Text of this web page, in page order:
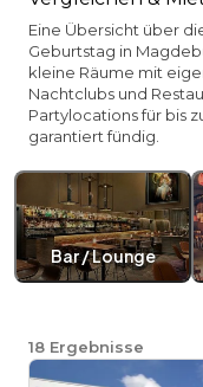
Eine Übersicht über
Geburtstag in
kleine Räume mit
Nachtclubs und
Partylocations für bis
garantiert fündig.
Bar / Lounge
18 Ergebnisse